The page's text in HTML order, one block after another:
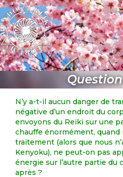
Question
N’y a-t-il aucun danger de
négative d’un endroit du
envoyons du Reiki sur une
chauffe énormément, quand
traitement (alors que nous
Kenyoku), ne peut-on pas
énergie sur l’autre partie du
après ?